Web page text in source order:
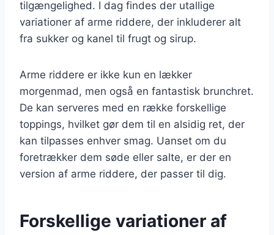
tilgængelighed. I dag findes der utallige
variationer af arme riddere, der inkluderer alt
fra sukker og kanel til frugt og sirup.
Arme riddere er ikke kun en lækker
morgenmad, men også en fantastisk brunchret.
De kan serveres med en række forskellige
toppings, hvilket gør dem til en alsidig ret, der
kan tilpasses enhver smag. Uanset om du
foretrækker dem søde eller salte, er der en
version af arme riddere, der passer til dig.
Forskellige variationer af